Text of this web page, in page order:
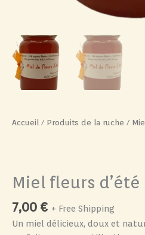
Accueil / Produits de la ruche /
Miel fleurs d’été
7,00 € + Free Shipping
Un miel délicieux, doux et